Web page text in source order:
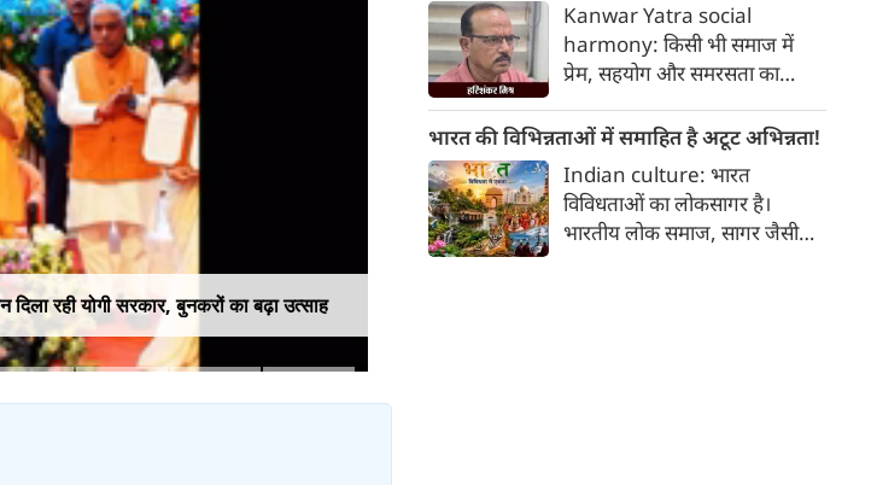
रही योगी सरकार, बुनकरों का बढ़ा उत्साह
Kanwar Yatra social
harmony: किसी भी समाज में
प्रेम, सहयोग और समरसता का
जब व्यक्ति अपने अहंकार का त्याग
कर भक्ति का पथ अपनाता है। कांवड़
यात्रा इसी सत्य का सजीव प्रतीक है।
मनुष्य को मनुष्य से जोड़ने वाली
सांस्कृतिक चेतना की यह एक विराट
भारत की विभिन्नताओं में समाहित है अटूट अभिन्नता!
Indian culture: भारत
विविधताओं का लोकसागर है।
भारतीय लोक समाज, सागर जैसी